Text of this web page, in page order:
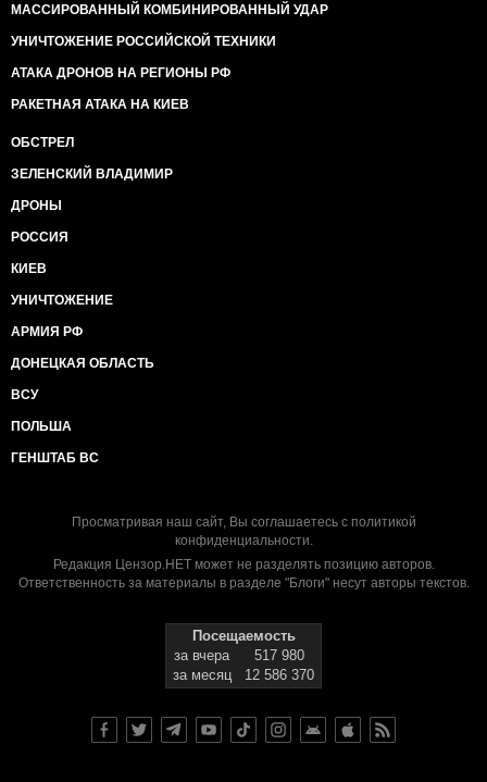
МАССИРОВАННЫЙ КОМБИНИРОВАННЫЙ УДАР
УНИЧТОЖЕНИЕ РОССИЙСКОЙ ТЕХНИКИ
АТАКА ДРОНОВ НА РЕГИОНЫ РФ
РАКЕТНАЯ АТАКА НА КИЕВ
ОБСТРЕЛ
ЗЕЛЕНСКИЙ ВЛАДИМИР
ДРОНЫ
РОССИЯ
КИЕВ
УНИЧТОЖЕНИЕ
АРМИЯ РФ
ДОНЕЦКАЯ ОБЛАСТЬ
ВСУ
ПОЛЬША
ГЕНШТАБ ВС
Просматривая наш сайт, Вы соглашаетесь с политикой
конфиденциальности.
Редакция Цензор.НЕТ может не разделять позицию авторов.
Ответственность за материалы в разделе "Блоги" несут авторы текстов.
Посещаемость
за вчера
517 980
за месяц
12 586 370